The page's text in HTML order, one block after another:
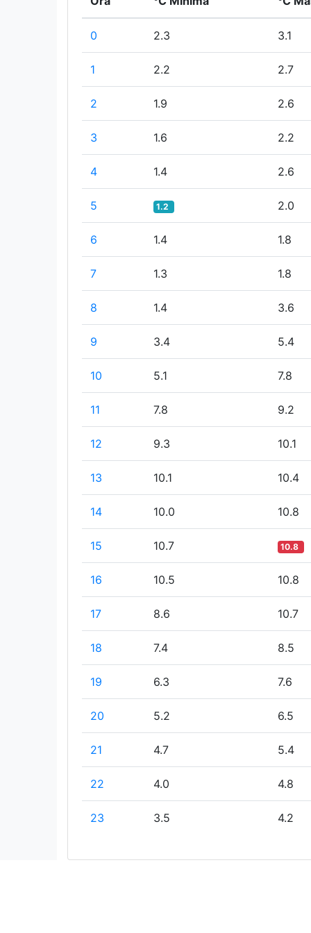
0 2.3 3.1
1 2.2 2.7
2 1.9 2.6
3 1.6 2.2
4 1.4 2.6
5 1.2 2.0
6 1.4 1.8
7 1.3 1.8
8 1.4 3.6
9 3.4 5.4
10 5.1 7.8
11 7.8 9.2
12 9.3 10.1
13 10.1 10.4
14 10.0 10.8
15 10.7 10.8
16 10.5 10.8
17 8.6 10.7
18 7.4 8.5
19 6.3 7.6
20 5.2 6.5
21 4.7 5.4
22 4.0 4.8
23 3.5 4.2